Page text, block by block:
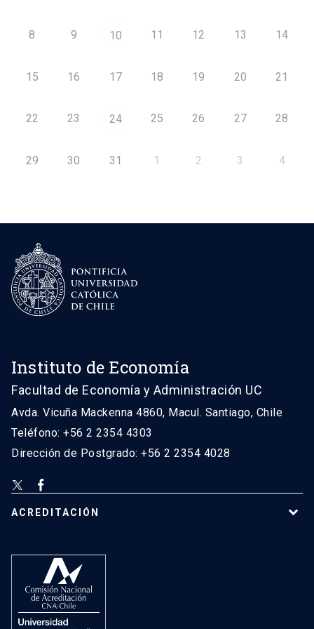
8 9 10 11 12 13 14
15 16 17 18 19 20 21
22 23 24 25 26 27 28
29 30 31 1 2 3 4
Instituto de Economía
Facultad de Economía y Administración UC
Avda. Vicuña Mackenna 4860, Macul. Santiago, Chile
Teléfono: +56 2 2354 4303
Dirección de Postgrado: +56 2 2354 4028
ACREDITACIÓN